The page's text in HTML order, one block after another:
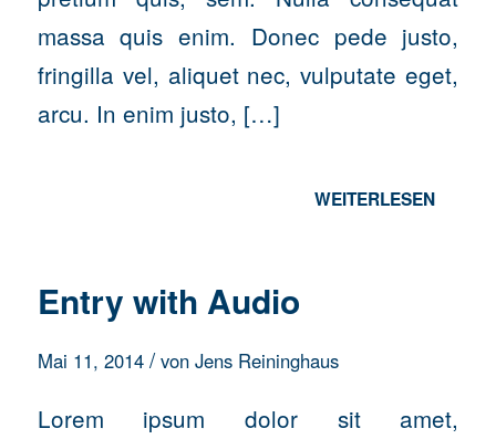
massa quis enim. Donec pede justo,
fringilla vel, aliquet nec, vulputate eget,
arcu. In enim justo, […]
WEITERLESEN
Entry with Audio
Mai 11, 2014 / von Jens Reininghaus
Lorem ipsum dolor sit amet,